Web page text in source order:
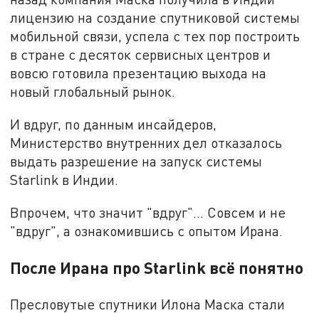
лицензию на создание спутниковой системы
мобильной связи, успела с тех пор построить
в стране с десяток сервисных центров и
вовсю готовила презентацию выхода на
новый глобальный рынок.
И вдруг, по данным инсайдеров,
Министерство внутренних дел отказалось
выдать разрешение на запуск системы
Starlink в Индии.
Впрочем, что значит "вдруг"… Совсем и не
"вдруг", а ознакомившись с опытом Ирана.
После Ирана про Starlink всё понятно
Пресловутые спутники Илона Маска стали